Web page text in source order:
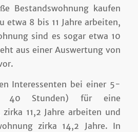
Bestandswohnung kaufen
etwa 8 bis 11 Jahre arbeiten,
sind es sogar etwa 10
aus einer Auswertung von
Interessenten bei einer 5-
40 Stunden) für eine
11,2 Jahre arbeiten und
zirka 14,2 Jahre. In